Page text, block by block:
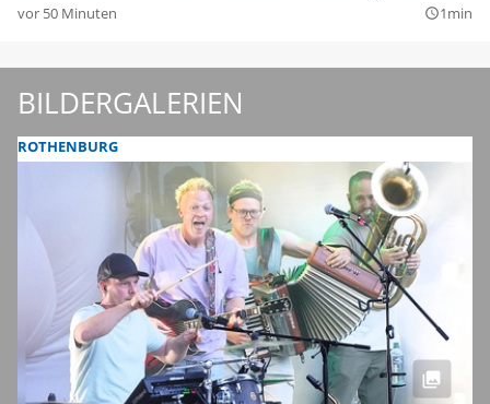
vor 50 Minuten query_builder1min
BILDERGALERIEN
ROTHENBURG